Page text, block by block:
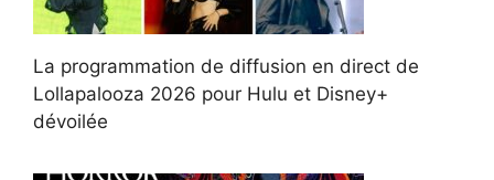
La programmation de diffusion en direct de
Lollapalooza 2026 pour Hulu et Disney+
dévoilée